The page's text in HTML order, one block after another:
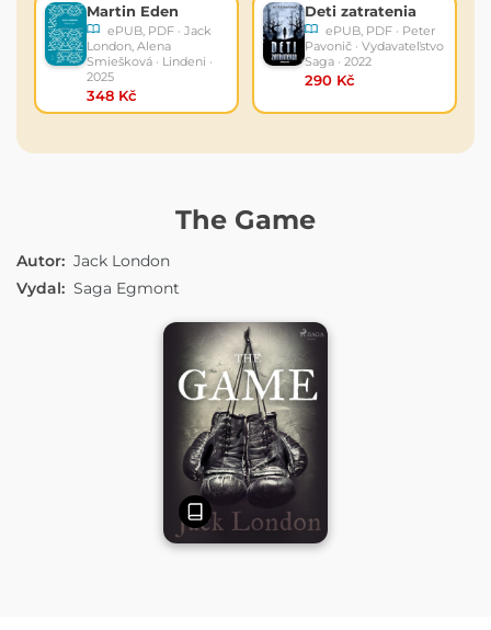
Martin Eden
ePUB, PDF · Jack
London, Alena
Smiešková · Lindeni ·
2025
348 Kč
Deti zatratenia
ePUB, PDF · Peter
Pavonič · Vydavateľstvo
Saga · 2022
290 Kč
The Game
Autor: Jack London
Vydal: Saga Egmont